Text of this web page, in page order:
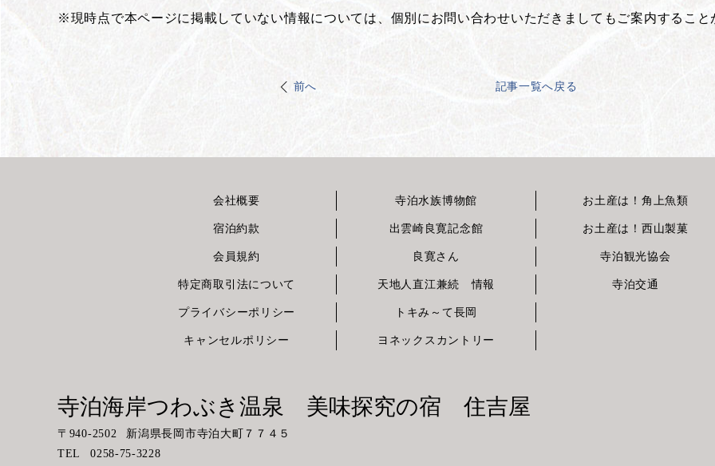
※現時点で本ページに掲載していない情報については、個別にお問い合わせいただきましてもご案内するこ
前へ 記事一覧へ戻る
会社概要
宿泊約款
会員規約
特定商取引法について
プライバシーポリシー
キャンセルポリシー
寺泊水族博物館
出雲崎良寛記念館
良寛さん
天地人直江兼続 情報
トキみ～て長岡
ヨネックスカントリー
お土産は！角上魚類
お土産は！西山製菓
寺泊観光協会
寺泊交通
寺泊海岸つわぶき温泉 美味探究の宿 住吉屋
〒 940-2502
新潟県長岡市寺泊大町７７４５
TEL
0258-75-3228